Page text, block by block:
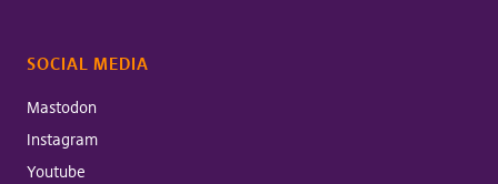
SOCIAL MEDIA
Mastodon
Instagram
Youtube